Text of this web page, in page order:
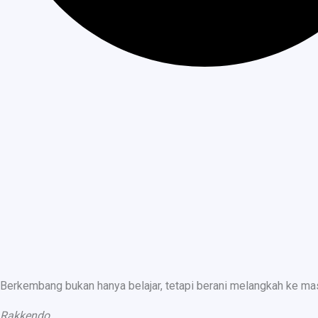
Berkembang bukan hanya belajar, tetapi berani melangkah ke